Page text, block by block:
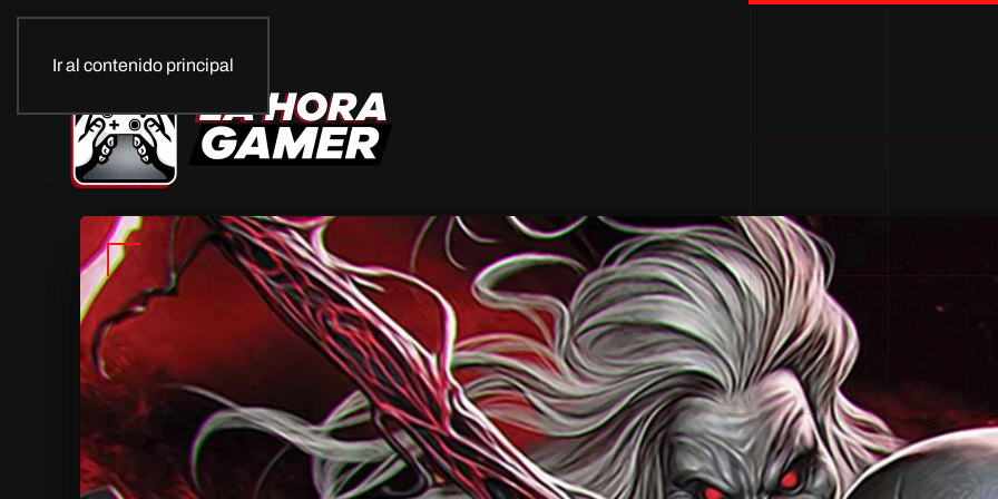
Ir al contenido principal